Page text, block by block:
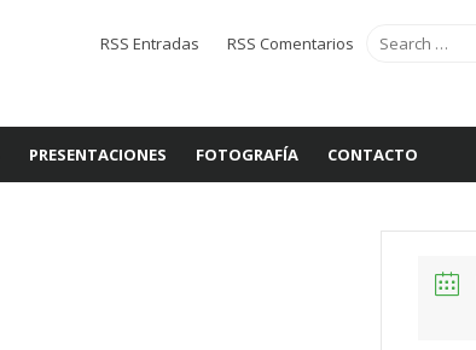
Search
for:
RSS Entradas RSS Comentarios
PRESENTACIONES FOTOGRAFÍA CONTACTO